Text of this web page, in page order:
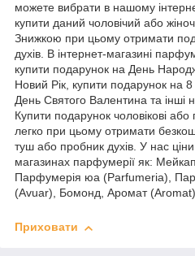
можете вибрати в нашому
купити даний чоловічий або
Знижкою при цьому отримати
духів. В інтернет-магазині
купити подарунок на День
Новий Рік, купити подарунок на
День Святого Валентина та інші
Купити подарунок чоловікові
легко при цьому отримати
туш або пробник духів. У нас ціни
магазинах парфумерії як:
Парфумерія юа (Parfumeria),
(Avuar), Бомонд, Аромат
Приховати